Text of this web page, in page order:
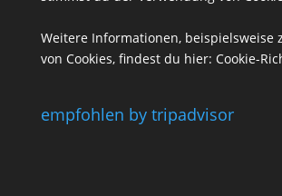
Weitere Informationen, beispielsweise
von Cookies, findest du hier: Cookie-
empfohlen by tripadvisor